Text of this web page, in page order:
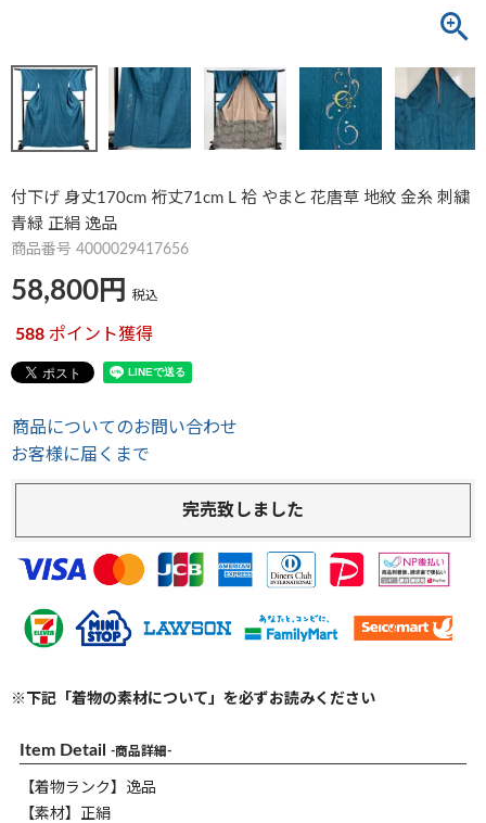
付下げ 身丈170cm 裄丈71cm L 袷 やまと 花唐草 地紋 金糸 刺繍
青緑 正絹 逸品
商品番号 4000029417656
58,800 税込
588 ポイント獲得
商品についてのお問い合わせ
お客様に届くまで
完売致しました
※下記「着物の素材について」を必ずお読みください
Item Detail -商品詳細-
【着物ランク】逸品
【素材】正絹